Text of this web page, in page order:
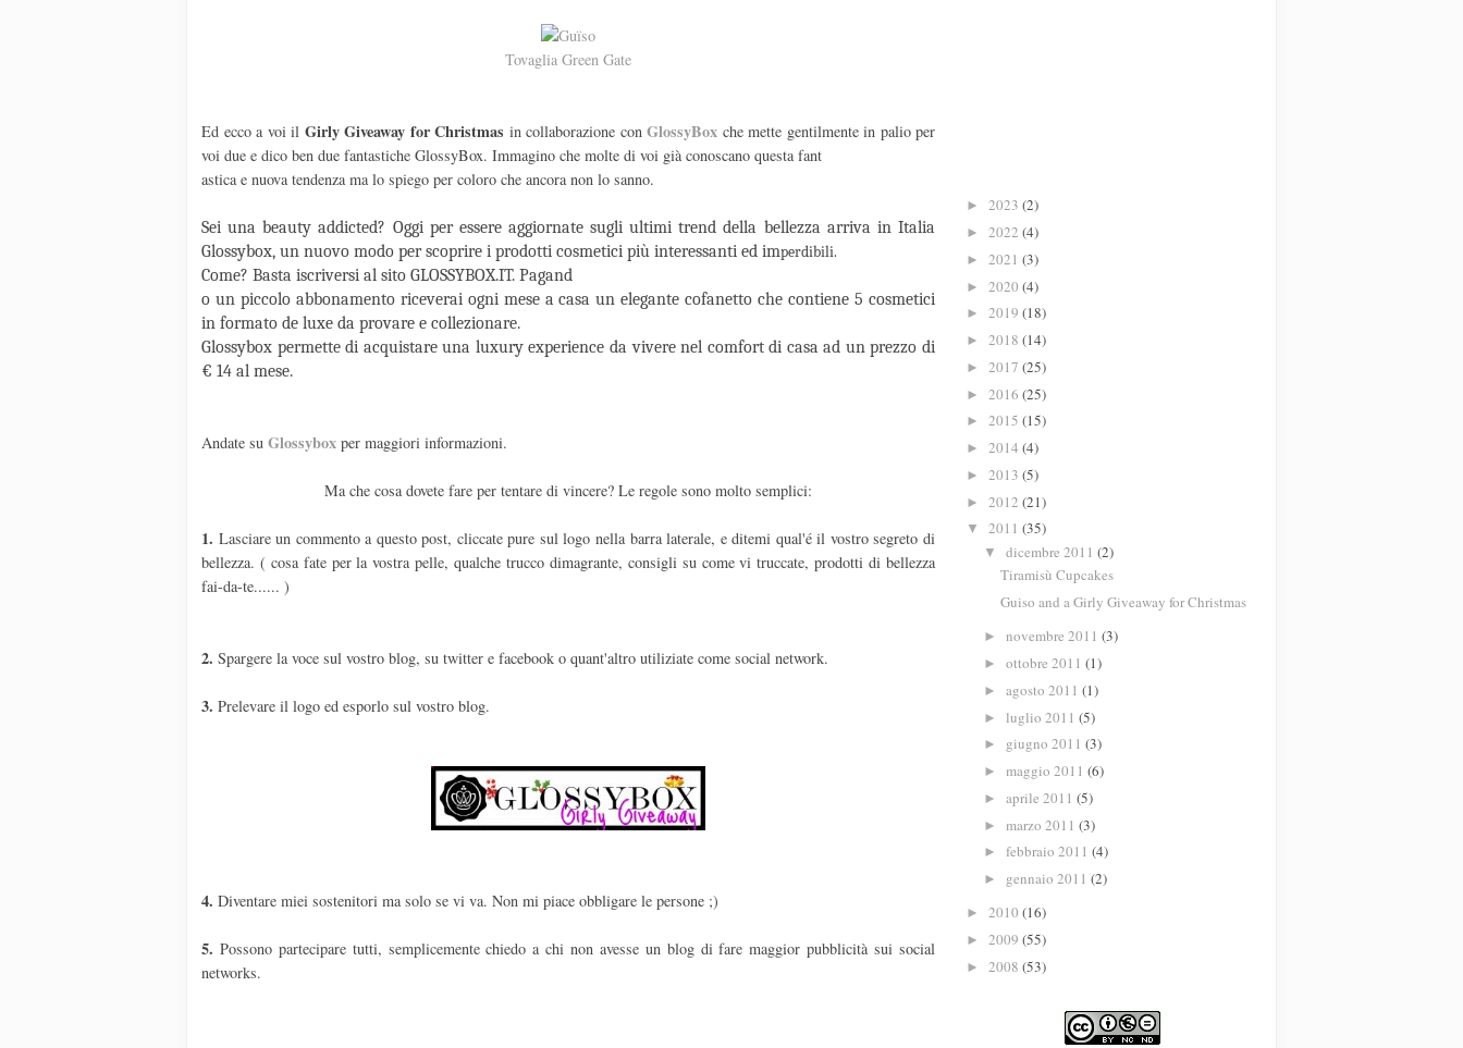
Tovaglia Green Gate
Ed ecco a voi il Girly Giveaway for Christmas in collaborazione con GlossyBox che mette gentilmente in palio per
voi due e dico ben due fantastiche GlossyBox. Immagino che molte di voi già conoscano questa fant
astica e nuova tendenza ma lo spiego per coloro che ancora non lo sanno.
Sei una beauty addicted? Oggi per essere aggiornate sugli ultimi trend della bellezza arriva in Italia
Glossybox, un nuovo modo per scoprire i prodotti cosmetici più interessanti ed imperdibili.
Come? Basta iscriversi al sito GLOSSYBOX.IT. Pagand
o un piccolo abbonamento riceverai ogni mese a casa un elegante cofanetto che contiene 5 cosmetici
in formato de luxe da provare e collezionare.
Glossybox permette di acquistare una luxury experience da vivere nel comfort di casa ad un prezzo di
€ 14 al mese.
Andate su Glossybox per maggiori informazioni.
Ma che cosa dovete fare per tentare di vincere? Le regole sono molto semplici:
1. Lasciare un commento a questo post, cliccate pure sul logo nella barra laterale, e ditemi qual'é il vostro segreto di
bellezza. ( cosa fate per la vostra pelle, qualche trucco dimagrante, consigli su come vi truccate, prodotti di bellezza
fai-da-te...... )
2. Spargere la voce sul vostro blog, su twitter e facebook o quant'altro utiliziate come social network.
3. Prelevare il logo ed esporlo sul vostro blog.
4. Diventare miei sostenitori ma solo se vi va. Non mi piace obbligare le persone ;)
5. Possono partecipare tutti, semplicemente chiedo a chi non avesse un blog di fare maggior pubblicità sui social
networks.
► 2023 (2)
► 2022 (4)
► 2021 (3)
► 2020 (4)
► 2019 (18)
► 2018 (14)
► 2017 (25)
► 2016 (25)
► 2015 (15)
► 2014 (4)
► 2013 (5)
► 2012 (21)
▼ 2011 (35)
▼ dicembre 2011 (2)
Tiramisù Cupcakes
Guiso and a Girly Giveaway for Christmas
► novembre 2011 (3)
► ottobre 2011 (1)
► agosto 2011 (1)
► luglio 2011 (5)
► giugno 2011 (3)
► maggio 2011 (6)
► aprile 2011 (5)
► marzo 2011 (3)
► febbraio 2011 (4)
► gennaio 2011 (2)
► 2010 (16)
► 2009 (55)
► 2008 (53)